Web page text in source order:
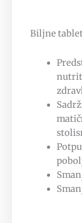
Biljne